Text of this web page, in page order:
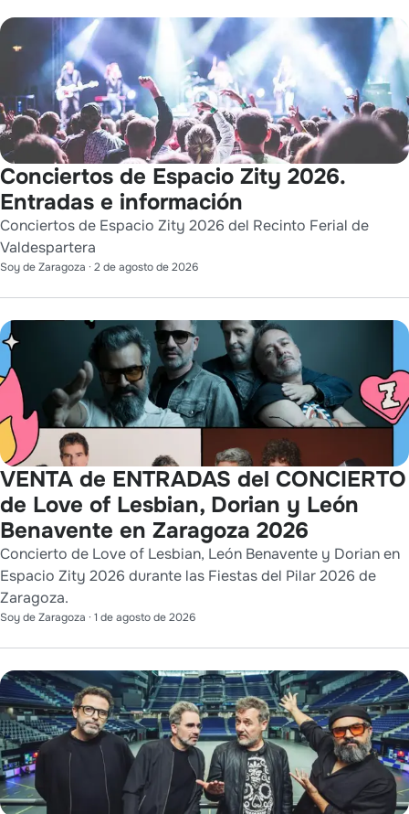
Conciertos de Espacio Zity 2026.
Entradas e información
Conciertos de Espacio Zity 2026 del Recinto Ferial de
Valdespartera
Soy de Zaragoza · 2 de agosto de 2026
VENTA de ENTRADAS del CONCIERTO
de Love of Lesbian, Dorian y León
Benavente en Zaragoza 2026
Concierto de Love of Lesbian, León Benavente y Dorian en
Espacio Zity 2026 durante las Fiestas del Pilar 2026 de
Zaragoza.
Soy de Zaragoza · 1 de agosto de 2026